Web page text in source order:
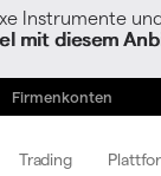
Instrumente
mit diesem
Firmenkonten
Trading